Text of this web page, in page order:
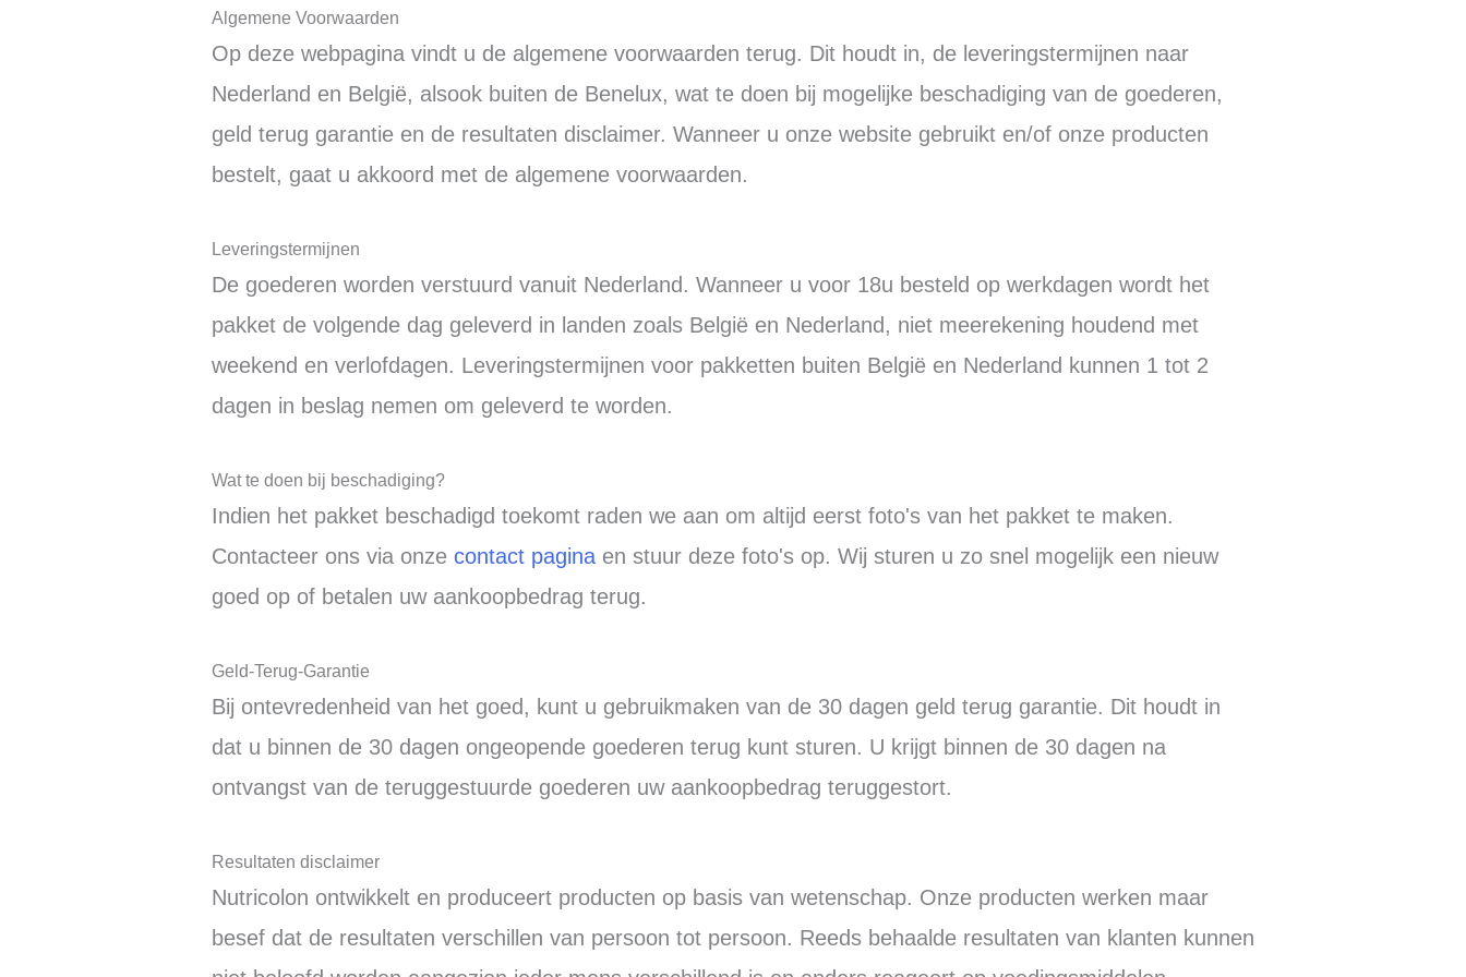
Algemene Voorwaarden
Op deze webpagina vindt u de algemene voorwaarden terug. Dit houdt in, de leveringstermijnen naar
Nederland en België, alsook buiten de Benelux, wat te doen bij mogelijke beschadiging van de goederen,
geld terug garantie en de resultaten disclaimer. Wanneer u onze website gebruikt en/of onze producten
bestelt, gaat u akkoord met de algemene voorwaarden.
Leveringstermijnen
De goederen worden verstuurd vanuit Nederland. Wanneer u voor 18u besteld op werkdagen wordt het
pakket de volgende dag geleverd in landen zoals België en Nederland, niet meerekening houdend met
weekend en verlofdagen. Leveringstermijnen voor pakketten buiten België en Nederland kunnen 1 tot 2
dagen in beslag nemen om geleverd te worden.
Wat te doen bij beschadiging?
Indien het pakket beschadigd toekomt raden we aan om altijd eerst foto's van het pakket te maken.
Contacteer ons via onze contact pagina en stuur deze foto's op. Wij sturen u zo snel mogelijk een nieuw
goed op of betalen uw aankoopbedrag terug.
Geld-Terug-Garantie
Bij ontevredenheid van het goed, kunt u gebruikmaken van de 30 dagen geld terug garantie. Dit houdt in
dat u binnen de 30 dagen ongeopende goederen terug kunt sturen. U krijgt binnen de 30 dagen na
ontvangst van de teruggestuurde goederen uw aankoopbedrag teruggestort.
Resultaten disclaimer
Nutricolon ontwikkelt en produceert producten op basis van wetenschap. Onze producten werken maar
besef dat de resultaten verschillen van persoon tot persoon. Reeds behaalde resultaten van klanten kunnen